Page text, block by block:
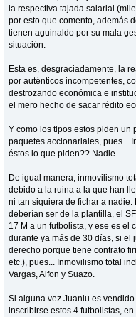
la respectiva tajada salarial
por esto que comento, además
tienen aguinaldo por su mala
situación.
Esta es, desgraciadamente, la
por auténticos incompetentes,
destrozando económica e
el mero hecho de sacar rédito
Y como los tipos estos piden un
paquetes accionariales, pues...
éstos lo que piden?? Nadie.
De igual manera, inmovilismo
debido a la ruina a la que han
ni tan siquiera de fichar a nadie.
deberían ser de la plantilla, el
17 M a un futbolista, y ese es el
durante ya más de 30 días, si el
derecho porque tiene contrato
etc.), pues... Inmovilismo total
Vargas, Alfon y Suazo.
Si alguna vez Juanlu es
inscribirse estos 4 futbolistas,